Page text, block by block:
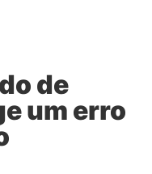
de
um erro